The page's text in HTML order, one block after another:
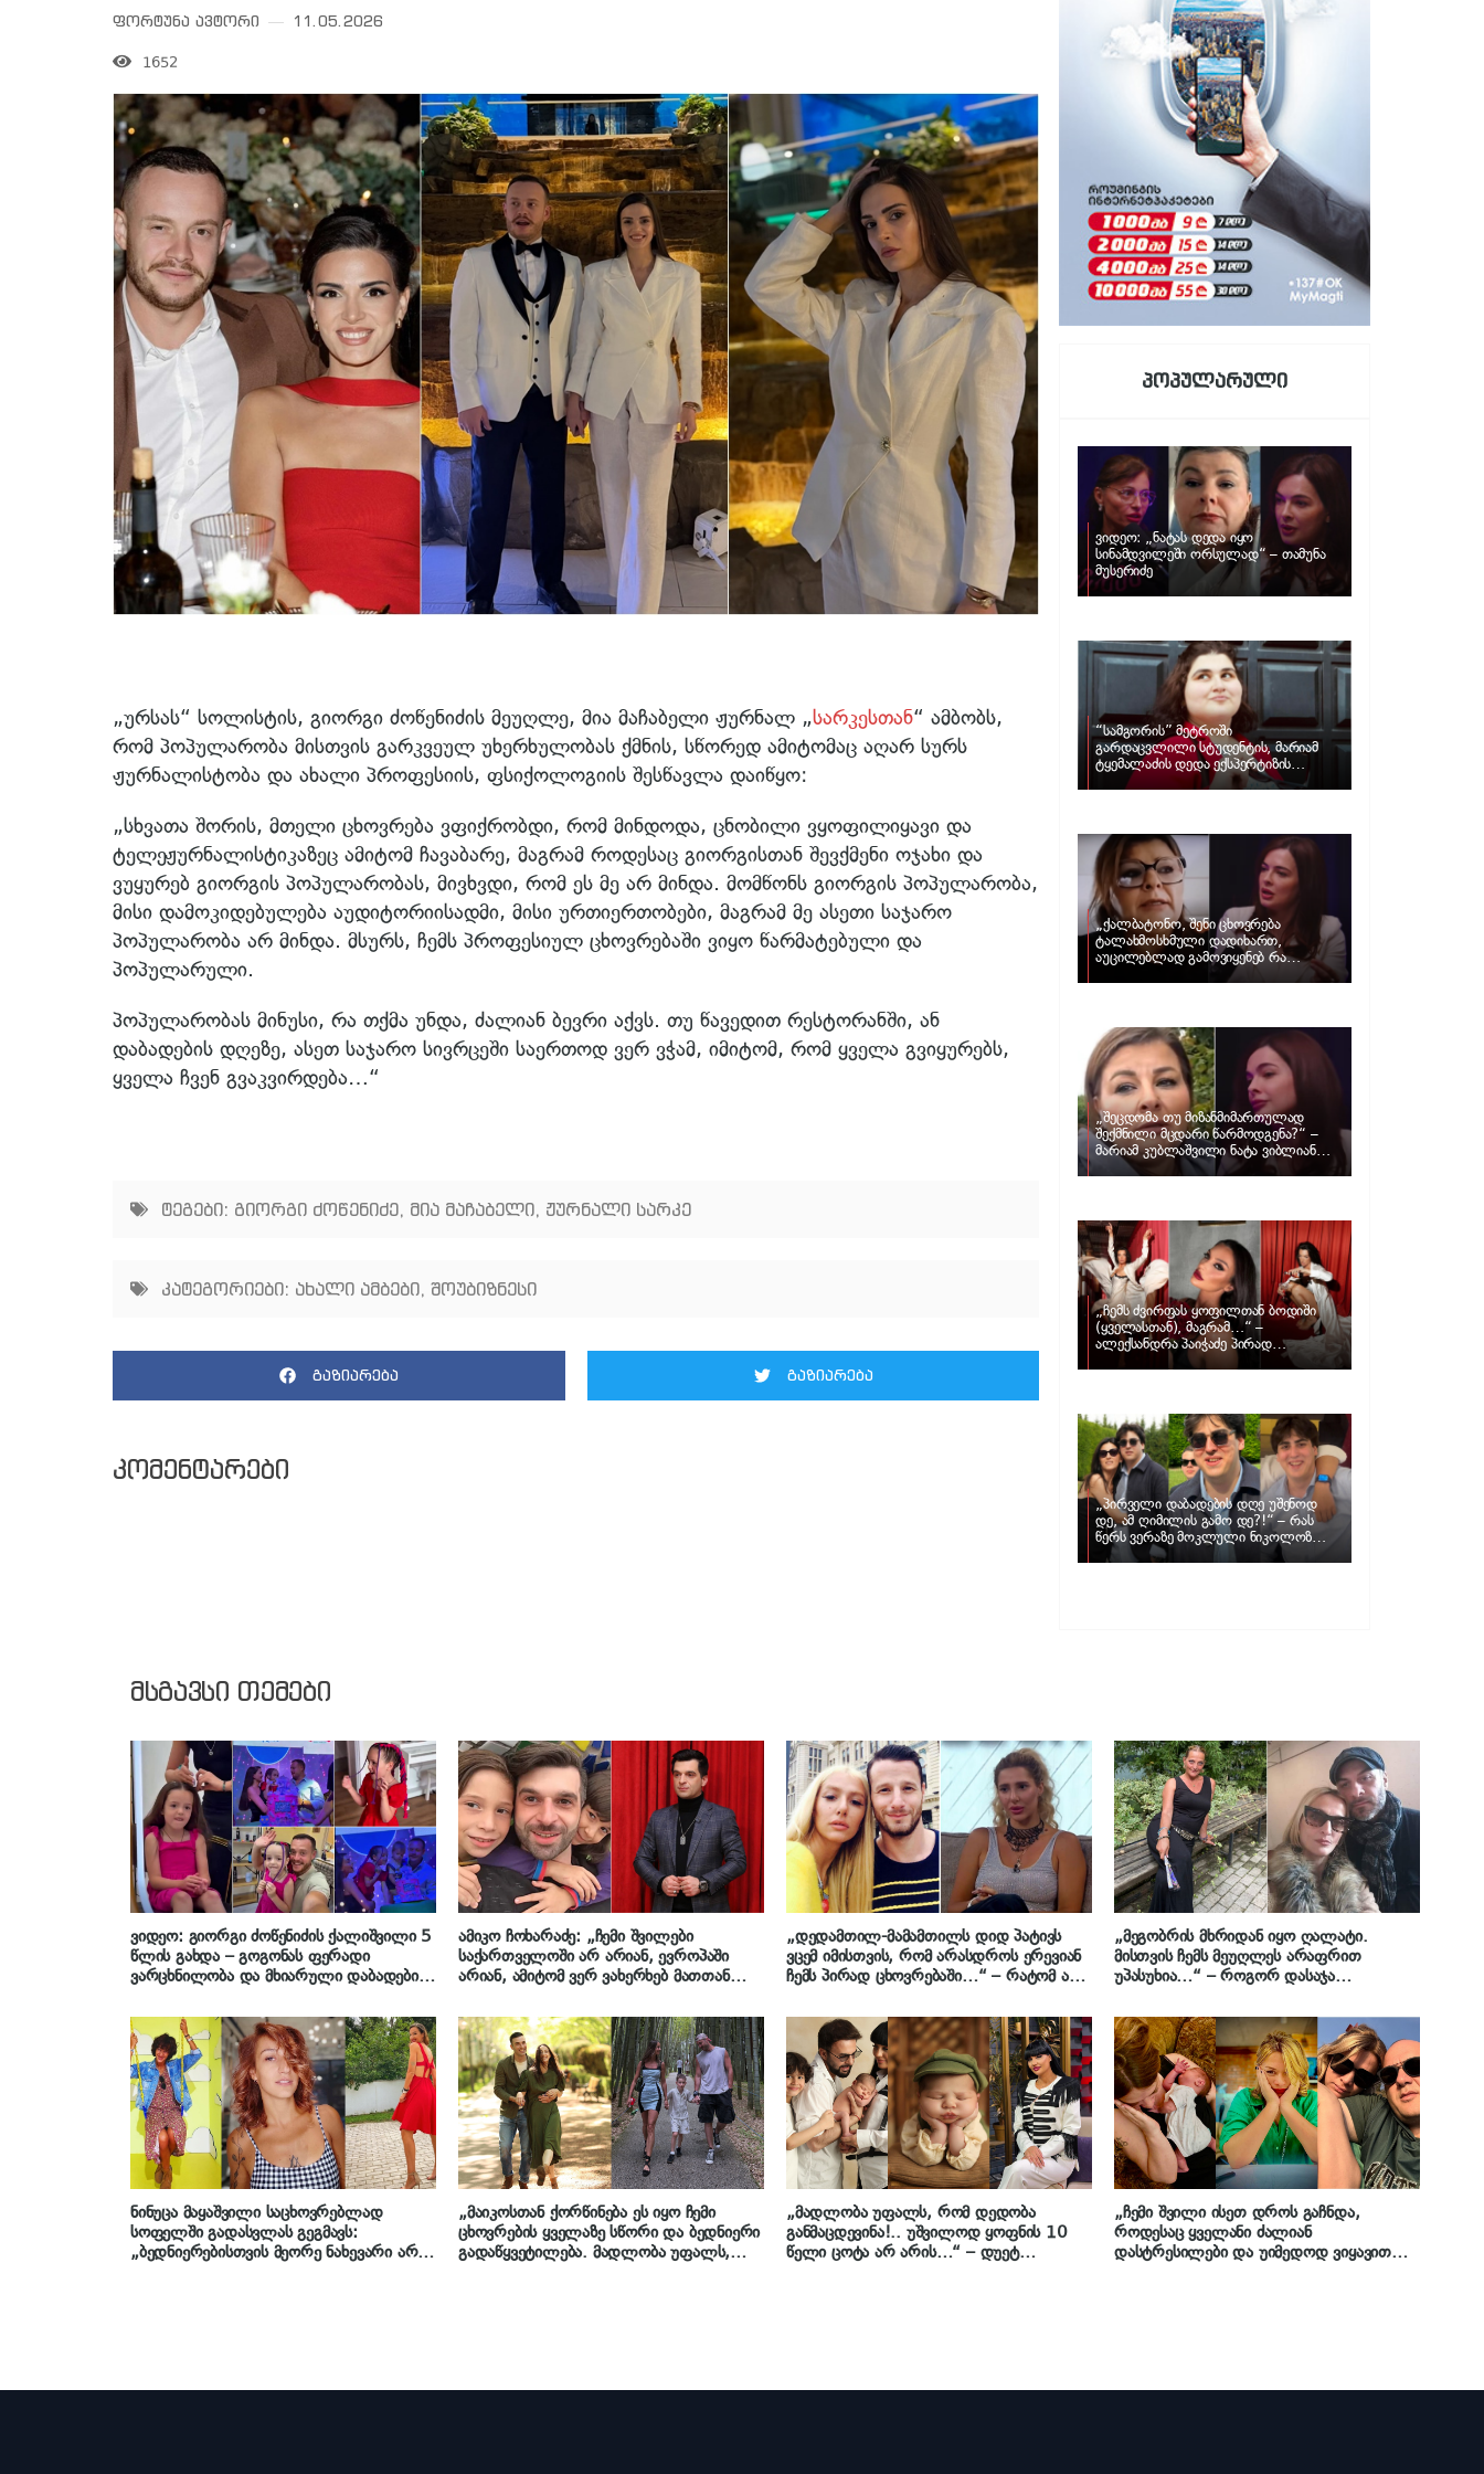
ფორტუნა ავტორი 11.05.2026
1652
„ურსას“ სოლისტის, გიორგი ძოწენიძის მეუღლე, მია მაჩაბელი ჟურნალ „სარკესთან“ ამბობს,
რომ პოპულარობა მისთვის გარკვეულ უხერხულობას ქმნის, სწორედ ამიტომაც აღარ სურს
ჟურნალისტობა და ახალი პროფესიის, ფსიქოლოგიის შესწავლა დაიწყო:
„სხვათა შორის, მთელი ცხოვრება ვფიქრობდი, რომ მინდოდა, ცნობილი ვყოფილიყავი და
ტელეჟურნალისტიკაზეც ამიტომ ჩავაბარე, მაგრამ როდესაც გიორგისთან შევქმენი ოჯახი და
ვუყურებ გიორგის პოპულარობას, მივხვდი, რომ ეს მე არ მინდა. მომწონს გიორგის პოპულარობა,
მისი დამოკიდებულება აუდიტორიისადმი, მისი ურთიერთობები, მაგრამ მე ასეთი საჯარო
პოპულარობა არ მინდა. მსურს, ჩემს პროფესიულ ცხოვრებაში ვიყო წარმატებული და
პოპულარული.
პოპულარობას მინუსი, რა თქმა უნდა, ძალიან ბევრი აქვს. თუ წავედით რესტორანში, ან
დაბადების დღეზე, ასეთ საჯარო სივრცეში საერთოდ ვერ ვჭამ, იმიტომ, რომ ყველა გვიყურებს,
ყველა ჩვენ გვაკვირდება…“
ტეგები: გიორგი ძოწენიძე, მია მაჩაბელი, ჟურნალი სარკე
კატეგორიები: ახალი ამბები, შოუბიზნესი
გაზიარება გაზიარება
კომენტარები
პოპულარული
ვიდეო: „ნატას დედა იყო
სინამდვილეში ორსულად“ – თამუნა
მუსერიძე
“სამგორის” მეტროში
გარდაცვლილი სტუდენტის, მარიამ
ტყემალაძის დედა ექსპერტიზის
პასუხს აქვეყნებს – რა გახდა გოგონას
„ქალბატონო, შენი ცხოვრება
ტალახმოსხმული დადიხართ,
აუცილებლად გამოვიყენებ რა
ინფორმაციაც მაქვს“… – რა
„შეცდომა თუ მიზანმიმართულად
შექმნილი მცდარი წარმოდგენა?“ –
მარიამ კუბლაშვილი ნატა ვიბლიანის
საქმეზე ვიდეომიმართვას ავრცელებს
„ჩემს ძვირფას ყოფილთან ბოდიში
(ყველასთან), მაგრამ…“ –
ალექსანდრა პაიჭაძე პირად
„პირველი დაბადების დღე უშენოდ
დე, ამ ღიმილის გამო დე?!“ – რას
წერს ვერაზე მოკლული ნიკოლოზ
ღუნაშვილის დედა
მსგავსი თემები
ვიდეო: გიორგი ძოწენიძის ქალიშვილი 5
წლის გახდა – გოგონას ფერადი
ვარცხნილობა და მხიარული დაბადების
ამიკო ჩოხარაძე: „ჩემი შვილები
საქართველოში არ არიან, ევროპაში
არიან, ამიტომ ვერ ვახერხებ მათთან
შეგრძნებას…“
„დედამთილ-მამამთილს დიდ პატივს
ვცემ იმისთვის, რომ არასდროს ერევიან
ჩემს პირად ცხოვრებაში…“ – რატომ არ
„მეგობრის მხრიდან იყო ღალატი.
მისთვის ჩემს მეუღლეს არაფრით
უპასუხია…“ – როგორ დასაჯა
ლეჟავამ
ნინუცა მაყაშვილი საცხოვრებლად
სოფელში გადასვლას გეგმავს:
„ბედნიერებისთვის მეორე ნახევარი არ
„მაიკოსთან ქორწინება ეს იყო ჩემი
ცხოვრების ყველაზე სწორი და ბედნიერი
გადაწყვეტილება. მადლობა უფალს,
„მადლობა უფალს, რომ დედობა
განმაცდევინა!.. უშვილოდ ყოფნის 10
წელი ცოტა არ არის…“ – დუეტ
„ჩემი შვილი ისეთ დროს გაჩნდა,
როდესაც ყველანი ძალიან
დასტრესილები და უიმედოდ ვიყავით…